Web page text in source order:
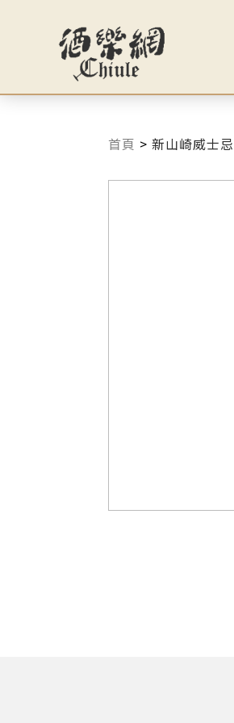
首頁 >新山崎威士忌